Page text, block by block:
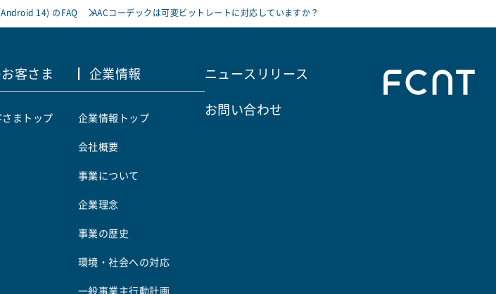
14) のFAQ AACコーデックは可変ビットレートに対応していますか？
客さま
まトップ
企業情報
企業情報トップ
会社概要
事業について
企業理念
事業の歴史
環境・社会への対応
一般事業主行動計画
ニュースリリース
お問い合わせ